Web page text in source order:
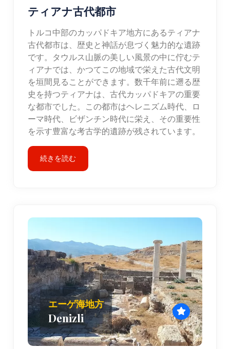
ティアナ古代都市
トルコ中部のカッパドキア地方にあるティアナ
古代都市は、歴史と神話が息づく魅力的な遺跡
です。タウルス山脈の美しい風景の中に佇むテ
ィアナでは、かつてこの地域で栄えた古代文明
を垣間見ることができます。数千年前に遡る歴
史を持つティアナは、古代カッパドキアの重要
な都市でした。この都市はヘレニズム時代、ロ
ーマ時代、ビザンチン時代に栄え、その重要性
を示す豊富な考古学的遺跡が残されています。
続きを読む
エーゲ海地方
Denizli